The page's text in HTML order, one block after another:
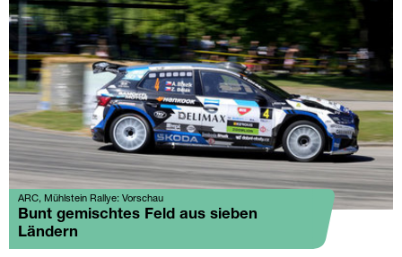
ARC, Mühlstein Rallye: Vorschau
Bunt gemischtes Feld aus sieben
Ländern